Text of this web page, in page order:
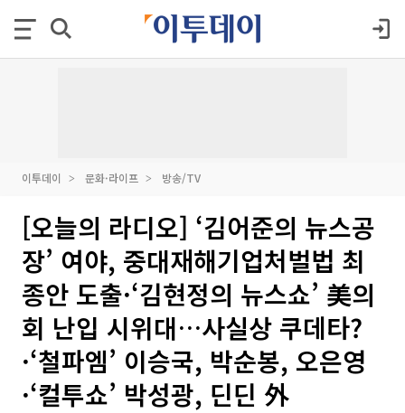
이투데이 문화·라이프 방송/TV
[오늘의 라디오] ‘김어준의 뉴스공
장’ 여야, 중대재해기업처벌법 최
종안 도출·‘김현정의 뉴스쇼’ 美의
회 난입 시위대…사실상 쿠데타?
·‘철파엠’ 이승국, 박순봉, 오은영
·‘컬투쇼’ 박성광, 딘딘 外